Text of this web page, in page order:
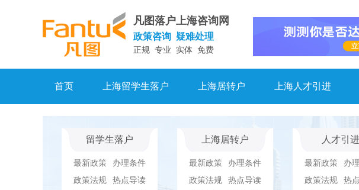
凡图落户上海咨询网
政策咨询 疑难处理
正规 专业 实体 免费
首页 上海留学生落户 上海居转户 上海人才引进
留学生落户
最新政策
办理条件
政策法规
热点导读
上海居转户
最新政策
办理条件
政策法规
热点导读
人才引进
最新政策
办
政策法规
热